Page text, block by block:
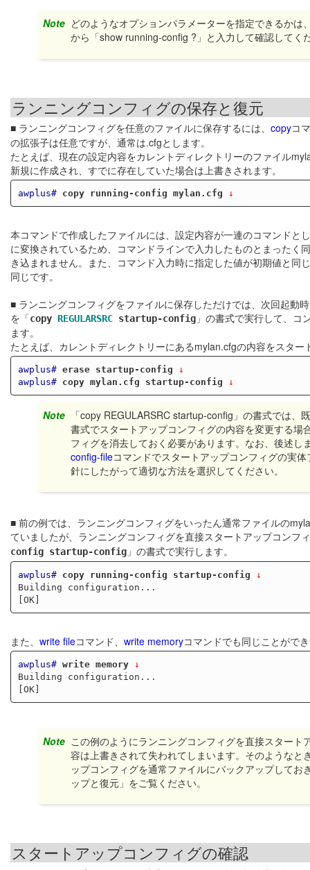
Note どのようなオプションパラメーターを指定できるか
から「show running-config ?」と入力して確認してく
ランニングコンフィグの保存と復元
■ ランニングコンフィグを任意のファイルに保存するには、 copyコ
の拡張子は任意ですが、通常は.cfgとします。
たとえば、現在の設定内容をカレントディレクトリーのファイル
新規に作成され、すでに存在していた場合は上書きされます。
awplus# copy running-config mylan.cfg ↓
本コマンドで作成したファイルには、設定内容が一連のコマンド
に変換されているため、コマンドラインで入力したものとまったく
き込まれません。また、コマンド入力時に指定した値が初期値と
同じです。
■ ランニングコンフィグをファイルに保存しただけでは、次回起動
を「copy REGULARSRC startup-config 」の書式で実行して、コ
ます。
たとえば、カレントディレクトリーにあるmylan.cfgの内容をスタ
awplus# erase startup-config ↓
awplus#
copy mylan.cfg startup-config ↓
Note
「copy REGULARSRC startup-config」の書式では
書式でスタートアップコンフィグの内容を変更する場
フィグを消去しておく必要があります。なお、後述
config-fileコマンドでスタートアップコンフィグの実
針にしたがって適切な方法を選択してください。
■ 前の例では、ランニングコンフィグをいったん通常ファイルの
ていましたが、ランニングコンフィグを直接スタートアップコンフ
config startup-config 」の書式で実行します。
awplus# copy running-config startup-config ↓
Building configuration...
また、 write fileコマンド、 write memoryコマンドでも同じことがで
awplus# write memory ↓
Building configuration...
Note この例のようにランニングコンフィグを直接スター
容は上書きされて失われてしまいます。そのような
ップコンフィグを通常ファイルにバックアップして
ップと復元」をご覧ください。
スタートアップコンフィグの確認